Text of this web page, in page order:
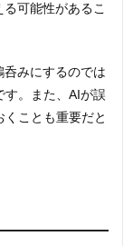
可能性があるこ
呑みにするのでは
す。また、AIが誤
ことも重要だと